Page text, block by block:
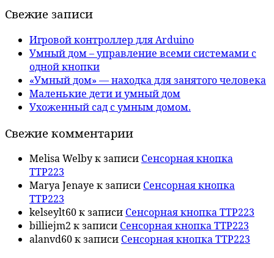
Свежие записи
Игровой контроллер для Arduino
Умный дом – управление всеми системами с
одной кнопки
«Умный дом» — находка для занятого человека
Маленькие дети и умный дом
Ухоженный сад с умным домом.
Свежие комментарии
Melisa Welbyк записи Сенсорная кнопка
TTP223
Marya Jenaye к записи Сенсорная кнопка
TTP223
kelseylt60к записи Сенсорная кнопка TTP223
billiejm2 к записи Сенсорная кнопка TTP223
alanvd60к записи Сенсорная кнопка TTP223